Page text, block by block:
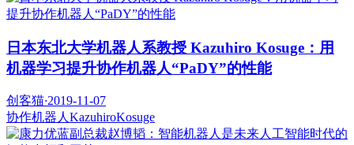
日本东北大学机器人系教授 Kazuhiro Kosuge：用
机器学习提升协作机器人“PaDY”的性能
创客猫·2019-11-07
协作机器人 KazuhiroKosuge